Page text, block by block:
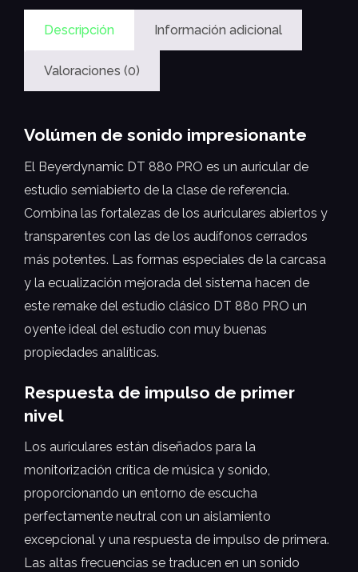
Descripción Información adicional
Valoraciones (0)
Volúmen de sonido impresionante
El Beyerdynamic DT 880 PRO es un auricular de
estudio semiabierto de la clase de referencia.
Combina las fortalezas de los auriculares abiertos y
transparentes con las de los audífonos cerrados
más potentes. Las formas especiales de la carcasa
y la ecualización mejorada del sistema hacen de
este remake del estudio clásico DT 880 PRO un
oyente ideal del estudio con muy buenas
propiedades analíticas.
Respuesta de impulso de primer
nivel
Los auriculares están diseñados para la
monitorización crítica de música y sonido,
proporcionando un entorno de escucha
perfectamente neutral con un aislamiento
excepcional y una respuesta de impulso de primera.
Las altas frecuencias se traducen en un sonido